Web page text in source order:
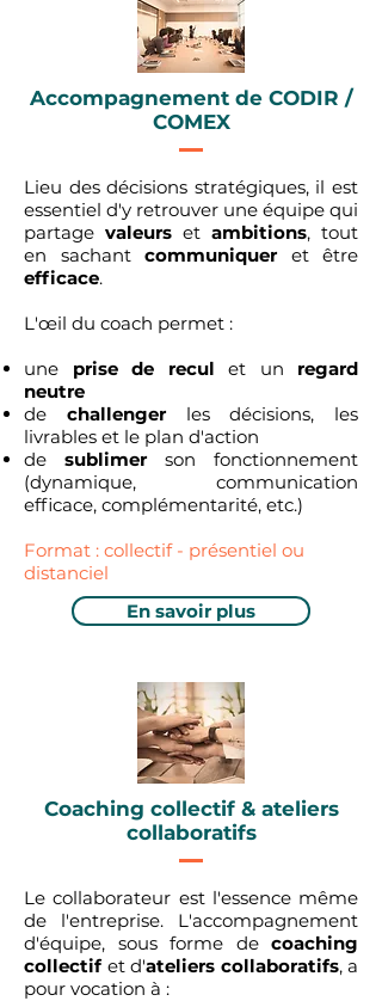
Accompagnement de CODIR /
COMEX
Lieu des décisions stratégiques, il est
essentiel d'y retrouver une équipe qui
partage valeurs et ambitions, tout
en sachant communiquer et être
efficace.
L'œil du coach permet :
une prise de recul et un regard
neutre
de challenger les décisions, les
livrables et le plan d'action
de sublimer son fonctionnement
(dynamique, communication
efficace, complémentarité, etc.)
Format : collectif - présentiel ou
distanciel
En savoir plus
Coaching collectif & ateliers
collaboratifs
Le collaborateur est l'essence même
de l'entreprise. L'accompagnement
d'équipe, sous forme de coaching
collectifet d'ateliers collaboratifs, a
pour vocation à :